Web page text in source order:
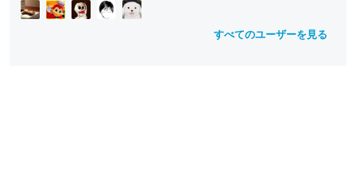
すべてのユーザーを見る